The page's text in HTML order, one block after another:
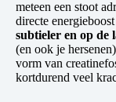
meteen een stoot
directe
subtieler en op de
(en ook je
vorm van
kortdurend veel